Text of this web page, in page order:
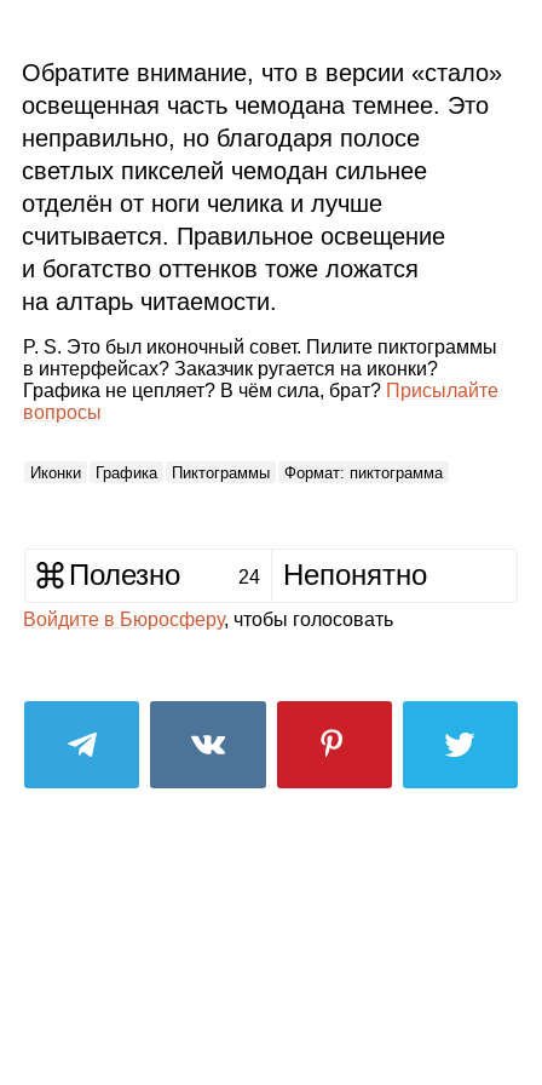
Обратите внимание, что в версии «стало»
освещенная часть чемодана темнее. Это
неправильно, но благодаря полосе
светлых пикселей чемодан сильнее
отделён от ноги челика и лучше
считывается. Правильное освещение
и богатство оттенков тоже ложатся
на алтарь читаемости.
P. S. Это был иконочный совет. Пилите пиктограммы
в интерфейсах? Заказчик ругается на иконки?
Графика не цепляет? В чём сила, брат? Присылайте
вопросы
Иконки Графика Пиктограммы Формат: пиктограмма
Полезно 24 Непонятно
Войдите в Бюросферу, чтобы голосовать